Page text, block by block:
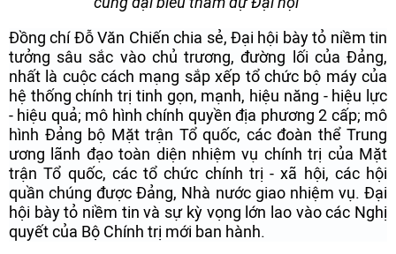
Đồng chí Đỗ Văn Chiến chia sẻ, Đại hội bày tỏ niềm tin
tưởng sâu sắc vào chủ trương, đường lối của Đảng,
nhất là cuộc cách mạng sắp xếp tổ chức bộ máy của
hệ thống chính trị tinh gọn, mạnh, hiệu năng - hiệu lực
- hiệu quả; mô hình chính quyền địa phương 2 cấp; mô
hình Đảng bộ Mặt trận Tổ quốc, các đoàn thể Trung
ương lãnh đạo toàn diện nhiệm vụ chính trị của Mặt
trận Tổ quốc, các tổ chức chính trị - xã hội, các hội
quần chúng được Đảng, Nhà nước giao nhiệm vụ. Đại
hội bày tỏ niềm tin và sự kỳ vọng lớn lao vào các Nghị
quyết của Bộ Chính trị mới ban hành.